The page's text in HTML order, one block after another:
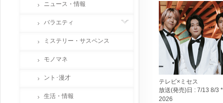
テレビ×ミセス
放送(発売)日 : 7/13 8/3 *
2026
ニュース・情報
バラエティ
ミステリー・サスペンス
モノマネ
ント･漫才
生活・情報